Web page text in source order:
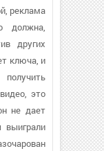
реклама
должна,
других
ключа, и
это
не дает